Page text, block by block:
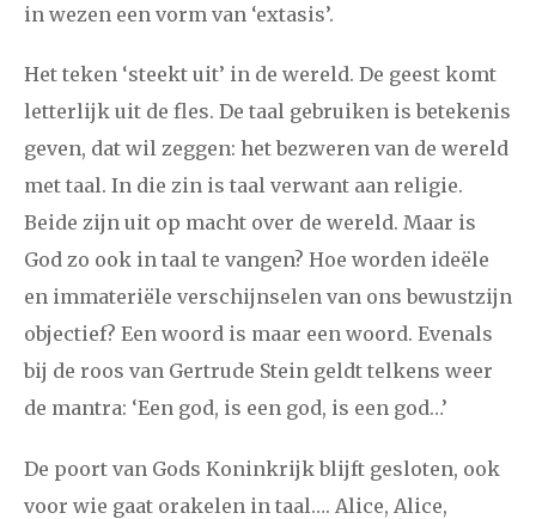
in wezen een vorm van ‘extasis’.
Het teken ‘steekt uit’ in de wereld. De geest komt
letterlijk uit de fles. De taal gebruiken is betekenis
geven, dat wil zeggen: het bezweren van de wereld
met taal. In die zin is taal verwant aan religie.
Beide zijn uit op macht over de wereld. Maar is
God zo ook in taal te vangen? Hoe worden ideële
en immateriële verschijnselen van ons bewustzijn
objectief? Een woord is maar een woord. Evenals
bij de roos van Gertrude Stein geldt telkens weer
de mantra: ‘Een god, is een god, is een god…’
De poort van Gods Koninkrijk blijft gesloten, ook
voor wie gaat orakelen in taal…. Alice, Alice,